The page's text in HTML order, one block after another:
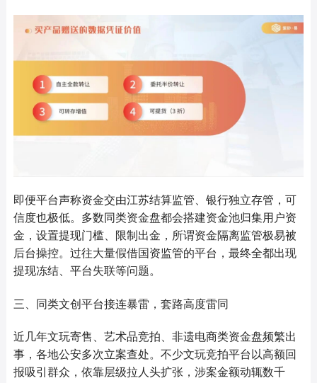
即便平台声称资金交由江苏结算监管、银行独立存管，可
信度也极低。多数同类资金盘都会搭建资金池归集用户资
金，设置提现门槛、限制出金，所谓资金隔离监管极易被
后台操控。过往大量假借国资监管的平台，最终全都出现
提现冻结、平台失联等问题。
三、同类文创平台接连暴雷，套路高度雷同
近几年文玩寄售、艺术品竞拍、非遗电商类资金盘频繁出
事，各地公安多次立案查处。不少文玩竞拍平台以高额回
报吸引群众，依靠层级拉人头扩张，涉案金额动辄数千